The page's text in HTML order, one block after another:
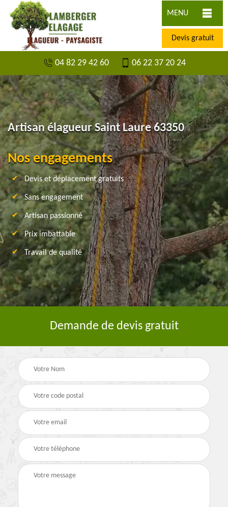
MENU
Devis gratuit
04 82 29 42 60 06 22 37 20 24
Artisan élagueur Saint Laure 63350
Nos engagements
Devis et déplacement gratuits
Sans engagement
Artisan passionné
Prix imbattable
Travail de qualité
Demande de devis gratuit